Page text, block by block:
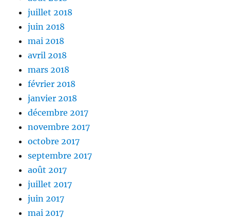
juillet 2018
juin 2018
mai 2018
avril 2018
mars 2018
février 2018
janvier 2018
décembre 2017
novembre 2017
octobre 2017
septembre 2017
août 2017
juillet 2017
juin 2017
mai 2017